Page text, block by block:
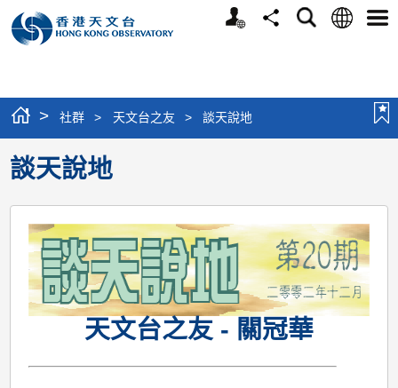
個
分
搜
語
選
> 社群 > 天文台之友 > 談天說地
談天說地
天文台之友 - 關冠華